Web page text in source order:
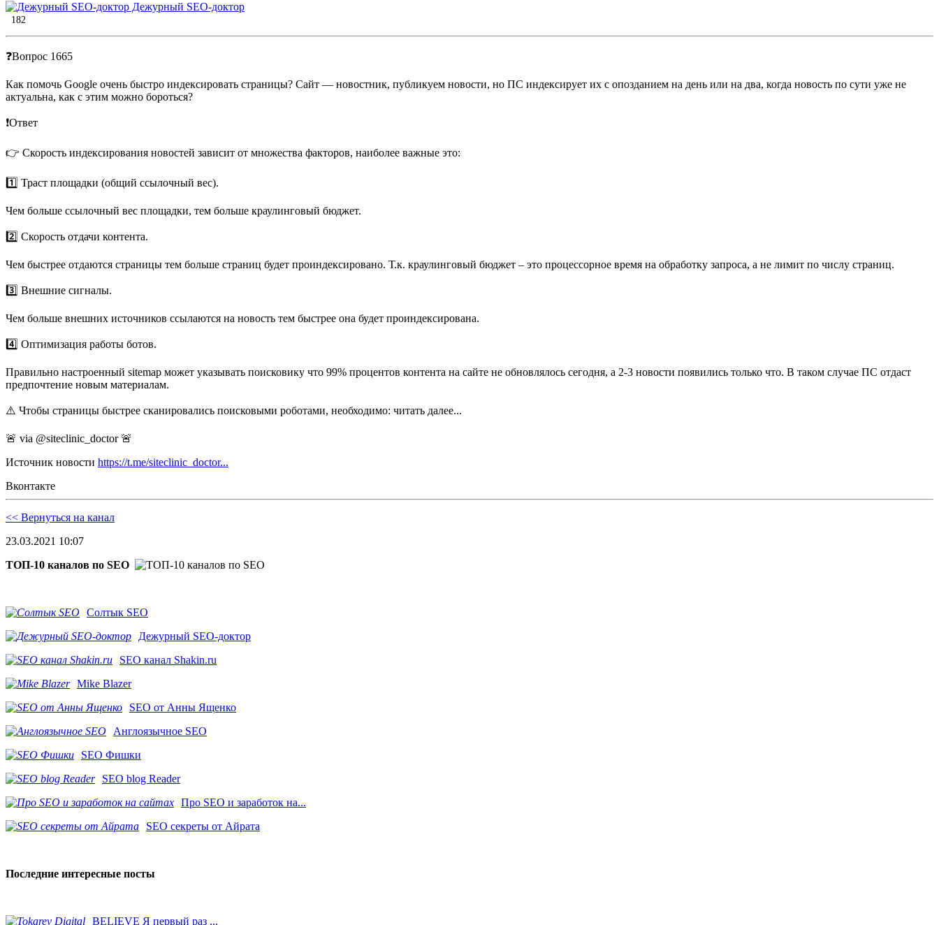
Дежурный SEO-доктор
182
❓Вопрос 1665
Как помочь Google очень быстро индексировать страницы? Сайт — новостник, публикуем новости, но ПС индексирует их с опозданием на день или на два, когда новость по сути уже не
актуальна, как с этим можно бороться?
❗️Ответ
👉 Скорость индексирования новостей зависит от множества факторов, наиболее важные это:
1️⃣ Траст площадки (общий ссылочный вес).
Чем больше ссылочный вес площадки, тем больше краулинговый бюджет.
2️⃣ Скорость отдачи контента.
Чем быстрее отдаются страницы тем больше страниц будет проиндексировано. Т.к. краулинговый бюджет – это процессорное время на обработку запроса, а не лимит по числу страниц.
3️⃣ Внешние сигналы.
Чем больше внешних источников ссылаются на новость тем быстрее она будет проиндексирована.
4️⃣ Оптимизация работы ботов.
Правильно настроенный sitemap может указывать поисковику что 99% процентов контента на сайте не обновлялось сегодня, а 2-3 новости появились только что. В таком случае ПС отдаст
предпочтение новым материалам.
⚠️ Чтобы страницы быстрее сканировались поисковыми роботами, необходимо: читать далее...
🚨 via @siteclinic_doctor 🚨
Источник новости https://t.me/siteclinic_doctor...
Вконтакте
<< Вернуться на канал
23.03.2021 10:07
ТОП-10 каналов по SEO
Солтык SEO
Дежурный SEO-доктор
SEO канал Shakin.ru
Mike Blazer
SEO от Анны Ященко
Англоязычное SEO
SEO Фишки
SEO blog Reader
Про SEO и заработок на...
SEO секреты от Айрата
Последние интересные посты
BELIEVE Я первый раз ...